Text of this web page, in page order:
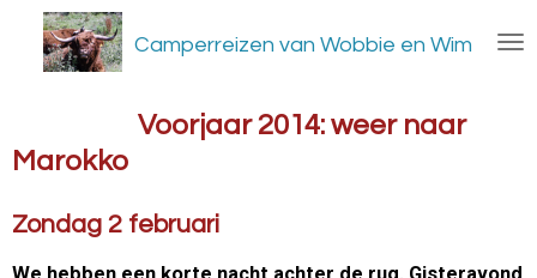
direct
Camperreizen van Wobbie en Wim
Voorjaar 2014: weer naar
Marokko
Zondag 2 februari